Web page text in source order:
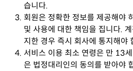
습니다.
회원은 정확한 정보를 제공해야
및 사용에 대한 책임을 집니다.
지한 경우 즉시 회사에 통지해야
서비스 이용 최소 연령은 만 13
은 법정대리인의 동의를 받아야